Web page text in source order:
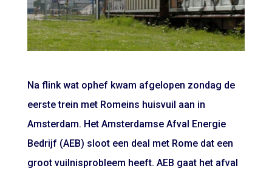
Na flink wat ophef kwam afgelopen zondag de
eerste trein met Romeins huisvuil aan in
Amsterdam. Het Amsterdamse Afval Energie
Bedrijf (AEB) sloot een deal met Rome dat een
groot vuilnisprobleem heeft. AEB gaat het afval